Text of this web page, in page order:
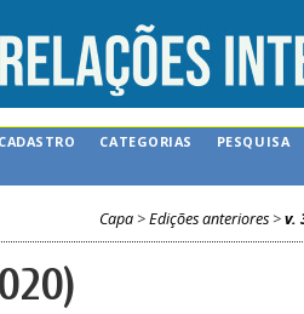
CADASTRO CATEGORIAS
PESQUISA
Capa>Edições anteriores>v.